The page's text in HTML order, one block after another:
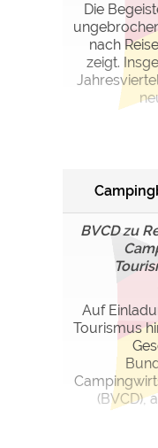
Die
nach
zeigt.
BVCD zu
Auf
Tourismus
(BVCD),